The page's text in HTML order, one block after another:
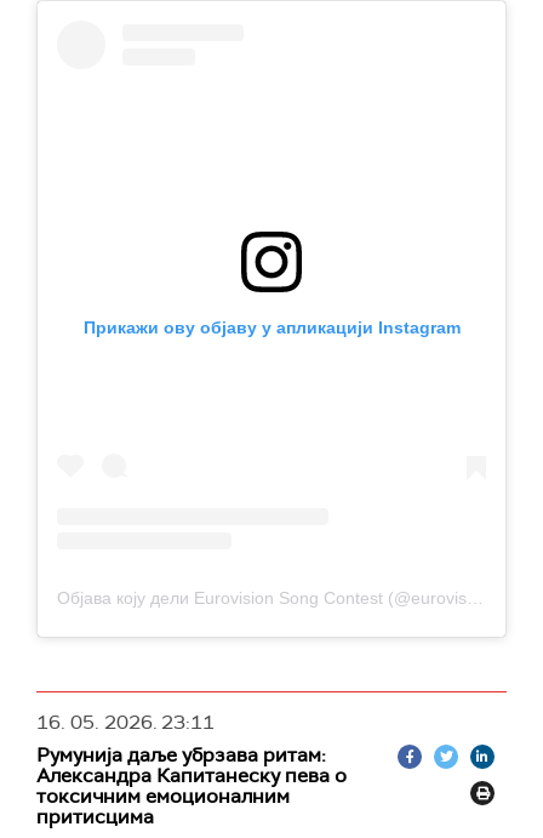
Прикажи ову објаву у апликацији Instagram
16. 05. 2026.23:11
Румунија даље убрзава ритам:
Александра Капитанеску пева о
токсичним емоционалним
притисцима